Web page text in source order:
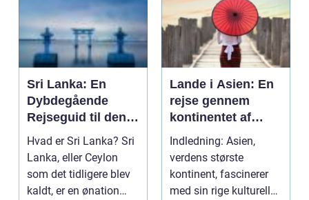
Sri Lanka: En
Dybdegående
Rejseguid til den
Smukke Ø
Hvad er Sri Lanka? Sri
Lanka, eller Ceylon
som det tidligere blev
kaldt, er en ønation
Lande i Asien: En
rejse gennem
kontinentet af
kultur og eventyr
Indledning: Asien,
verdens største
kontinent, fascinerer
med sin rige kulturelle